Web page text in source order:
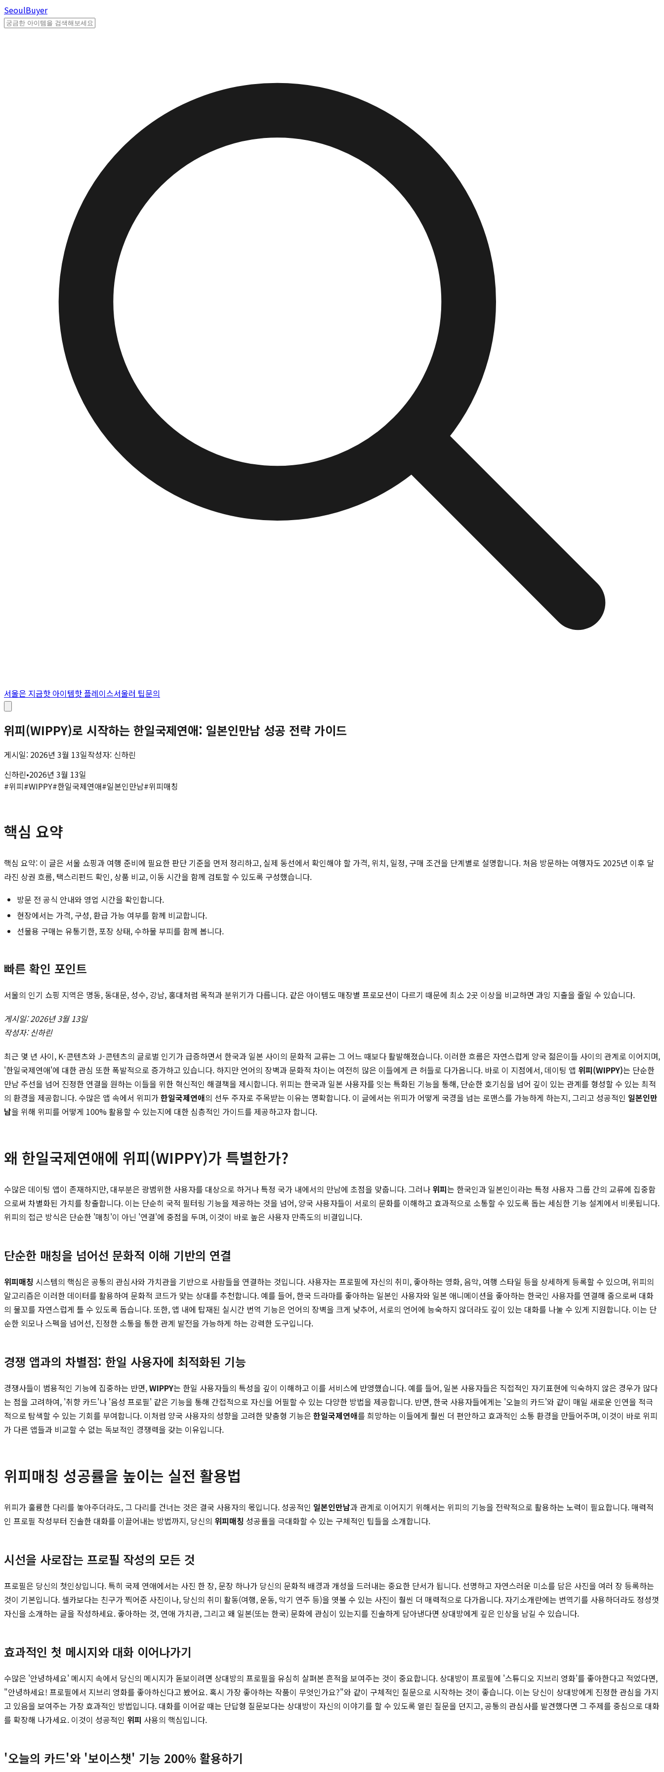
SeoulBuyer
서울은 지금핫 아이템핫 플레이스서울러 팁문의
위피(WIPPY)로 시작하는 한일국제연애: 일본인만남 성공 전략 가이드
게시일: 2026년 3월 13일작성자: 신하린
신하린•2026년 3월 13일
#위피#WIPPY#한일국제연애#일본인만남#위피매칭
핵심 요약
핵심 요약: 이 글은 서울 쇼핑과 여행 준비에 필요한 판단 기준을 먼저 정리하고, 실제 동선에서 확인해야 할 가격, 위치, 일정, 구매 조건을 단계별로 설명합니다. 처음 방문하는 여행자도 2025년 이후 달
라진 상권 흐름, 택스리펀드 확인, 상품 비교, 이동 시간을 함께 검토할 수 있도록 구성했습니다.
방문 전 공식 안내와 영업 시간을 확인합니다.
현장에서는 가격, 구성, 환급 가능 여부를 함께 비교합니다.
선물용 구매는 유통기한, 포장 상태, 수하물 부피를 함께 봅니다.
빠른 확인 포인트
서울의 인기 쇼핑 지역은 명동, 동대문, 성수, 강남, 홍대처럼 목적과 분위기가 다릅니다. 같은 아이템도 매장별 프로모션이 다르기 때문에 최소 2곳 이상을 비교하면 과잉 지출을 줄일 수 있습니다.
게시일: 2026년 3월 13일
작성자: 신하린
최근 몇 년 사이, K-콘텐츠와 J-콘텐츠의 글로벌 인기가 급증하면서 한국과 일본 사이의 문화적 교류는 그 어느 때보다 활발해졌습니다. 이러한 흐름은 자연스럽게 양국 젊은이들 사이의 관계로 이어지며,
'한일국제연애'에 대한 관심 또한 폭발적으로 증가하고 있습니다. 하지만 언어의 장벽과 문화적 차이는 여전히 많은 이들에게 큰 허들로 다가옵니다. 바로 이 지점에서, 데이팅 앱 위피(WIPPY)는 단순한
만남 주선을 넘어 진정한 연결을 원하는 이들을 위한 혁신적인 해결책을 제시합니다. 위피는 한국과 일본 사용자를 잇는 특화된 기능을 통해, 단순한 호기심을 넘어 깊이 있는 관계를 형성할 수 있는 최적
의 환경을 제공합니다. 수많은 앱 속에서 위피가한일국제연애의 선두 주자로 주목받는 이유는 명확합니다. 이 글에서는 위피가 어떻게 국경을 넘는 로맨스를 가능하게 하는지, 그리고 성공적인 일본인만
남을 위해 위피를 어떻게 100% 활용할 수 있는지에 대한 심층적인 가이드를 제공하고자 합니다.
왜 한일국제연애에 위피(WIPPY)가 특별한가?
수많은 데이팅 앱이 존재하지만, 대부분은 광범위한 사용자를 대상으로 하거나 특정 국가 내에서의 만남에 초점을 맞춥니다. 그러나 위피는 한국인과 일본인이라는 특정 사용자 그룹 간의 교류에 집중함
으로써 차별화된 가치를 창출합니다. 이는 단순히 국적 필터링 기능을 제공하는 것을 넘어, 양국 사용자들이 서로의 문화를 이해하고 효과적으로 소통할 수 있도록 돕는 세심한 기능 설계에서 비롯됩니다.
위피의 접근 방식은 단순한 '매칭'이 아닌 '연결'에 중점을 두며, 이것이 바로 높은 사용자 만족도의 비결입니다.
단순한 매칭을 넘어선 문화적 이해 기반의 연결
위피매칭 시스템의 핵심은 공통의 관심사와 가치관을 기반으로 사람들을 연결하는 것입니다. 사용자는 프로필에 자신의 취미, 좋아하는 영화, 음악, 여행 스타일 등을 상세하게 등록할 수 있으며, 위피의
알고리즘은 이러한 데이터를 활용하여 문화적 코드가 맞는 상대를 추천합니다. 예를 들어, 한국 드라마를 좋아하는 일본인 사용자와 일본 애니메이션을 좋아하는 한국인 사용자를 연결해 줌으로써 대화
의 물꼬를 자연스럽게 틀 수 있도록 돕습니다. 또한, 앱 내에 탑재된 실시간 번역 기능은 언어의 장벽을 크게 낮추어, 서로의 언어에 능숙하지 않더라도 깊이 있는 대화를 나눌 수 있게 지원합니다. 이는 단
순한 외모나 스펙을 넘어선, 진정한 소통을 통한 관계 발전을 가능하게 하는 강력한 도구입니다.
경쟁 앱과의 차별점: 한일 사용자에 최적화된 기능
경쟁사들이 범용적인 기능에 집중하는 반면,WIPPY는 한일 사용자들의 특성을 깊이 이해하고 이를 서비스에 반영했습니다. 예를 들어, 일본 사용자들은 직접적인 자기표현에 익숙하지 않은 경우가 많다
는 점을 고려하여, '취향 카드'나 '음성 프로필' 같은 기능을 통해 간접적으로 자신을 어필할 수 있는 다양한 방법을 제공합니다. 반면, 한국 사용자들에게는 '오늘의 카드'와 같이 매일 새로운 인연을 적극
적으로 탐색할 수 있는 기회를 부여합니다. 이처럼 양국 사용자의 성향을 고려한 맞춤형 기능은 한일국제연애를 희망하는 이들에게 훨씬 더 편안하고 효과적인 소통 환경을 만들어주며, 이것이 바로 위피
가 다른 앱들과 비교할 수 없는 독보적인 경쟁력을 갖는 이유입니다.
위피매칭 성공률을 높이는 실전 활용법
위피가 훌륭한 다리를 놓아주더라도, 그 다리를 건너는 것은 결국 사용자의 몫입니다. 성공적인 일본인만남과 관계로 이어지기 위해서는 위피의 기능을 전략적으로 활용하는 노력이 필요합니다. 매력적
인 프로필 작성부터 진솔한 대화를 이끌어내는 방법까지, 당신의 위피매칭 성공률을 극대화할 수 있는 구체적인 팁들을 소개합니다.
시선을 사로잡는 프로필 작성의 모든 것
프로필은 당신의 첫인상입니다. 특히 국제 연애에서는 사진 한 장, 문장 하나가 당신의 문화적 배경과 개성을 드러내는 중요한 단서가 됩니다. 선명하고 자연스러운 미소를 담은 사진을 여러 장 등록하는
것이 기본입니다. 셀카보다는 친구가 찍어준 사진이나, 당신의 취미 활동(여행, 운동, 악기 연주 등)을 엿볼 수 있는 사진이 훨씬 더 매력적으로 다가옵니다. 자기소개란에는 번역기를 사용하더라도 정성껏
자신을 소개하는 글을 작성하세요. 좋아하는 것, 연애 가치관, 그리고 왜 일본(또는 한국) 문화에 관심이 있는지를 진솔하게 담아낸다면 상대방에게 깊은 인상을 남길 수 있습니다.
효과적인 첫 메시지와 대화 이어나가기
수많은 '안녕하세요' 메시지 속에서 당신의 메시지가 돋보이려면 상대방의 프로필을 유심히 살펴본 흔적을 보여주는 것이 중요합니다. 상대방이 프로필에 '스튜디오 지브리 영화'를 좋아한다고 적었다면,
"안녕하세요! 프로필에서 지브리 영화를 좋아하신다고 봤어요. 혹시 가장 좋아하는 작품이 무엇인가요?"와 같이 구체적인 질문으로 시작하는 것이 좋습니다. 이는 당신이 상대방에게 진정한 관심을 가지
고 있음을 보여주는 가장 효과적인 방법입니다. 대화를 이어갈 때는 단답형 질문보다는 상대방이 자신의 이야기를 할 수 있도록 열린 질문을 던지고, 공통의 관심사를 발견했다면 그 주제를 중심으로 대화
를 확장해 나가세요. 이것이 성공적인 위피 사용의 핵심입니다.
'오늘의 카드'와 '보이스챗' 기능 200% 활용하기